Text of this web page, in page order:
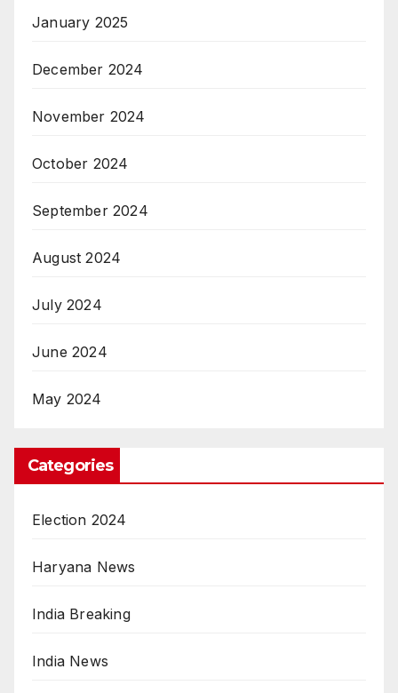
January 2025
December 2024
November 2024
October 2024
September 2024
August 2024
July 2024
June 2024
May 2024
Categories
Election 2024
Haryana News
India Breaking
India News